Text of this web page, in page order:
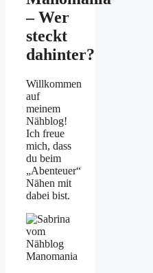
– Wer
steckt
dahinter?
Willkommen
auf
meinem
Nähblog!
Ich freue
mich, dass
du beim
„Abenteuer“
Nähen mit
dabei bist.